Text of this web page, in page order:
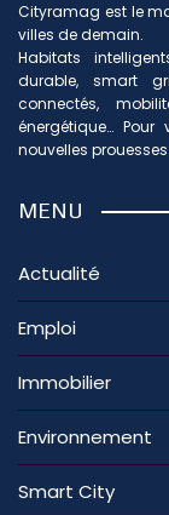
Cityramag est le
villes de demain.
Habitats
durable, smart
connectés,
énergétique…
nouvelles
MENU
Actualité
Emploi
Immobilier
Environnement
Smart City